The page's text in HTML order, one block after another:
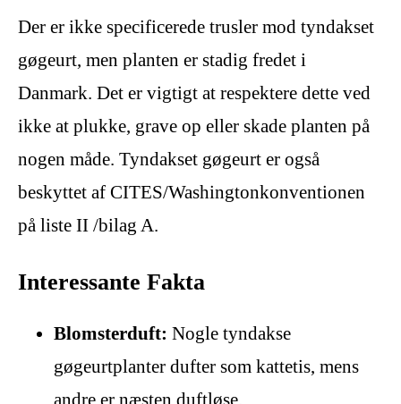
Der er ikke specificerede trusler mod tyndakset
gøgeurt, men planten er stadig fredet i
Danmark. Det er vigtigt at respektere dette ved
ikke at plukke, grave op eller skade planten på
nogen måde. Tyndakset gøgeurt er også
beskyttet af CITES/Washingtonkonventionen
på liste II /bilag A.
Interessante Fakta
Blomsterduft: Nogle tyndakse
gøgeurtplanter dufter som kattetis, mens
andre er næsten duftløse.